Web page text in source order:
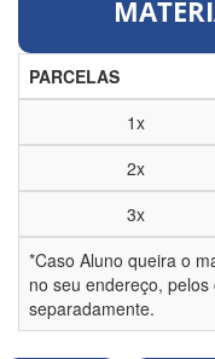
PARCELAS
1x
2x
3x
*Caso Aluno queira o
no seu endereço,
separadamente.